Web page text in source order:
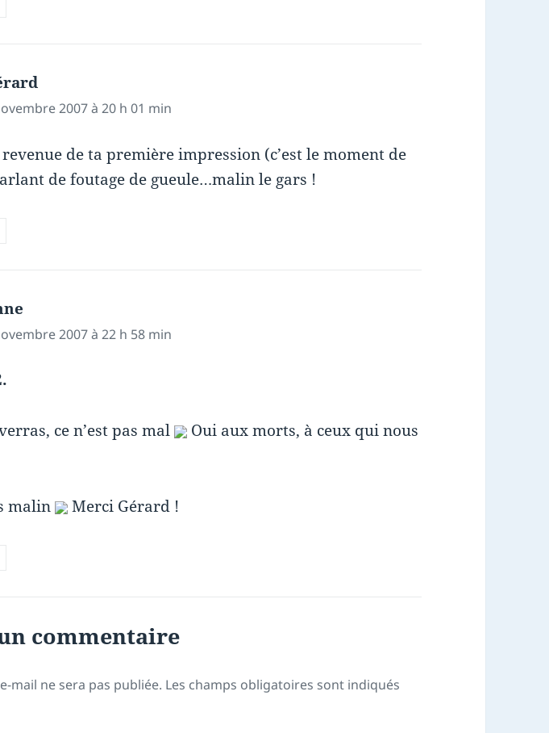
2007 à 20 h 01 min
de ta première impression (c’est le moment de
de foutage de gueule…malin le gars !
2007 à 22 h 58 min
ce n’est pas mal
Oui aux morts, à ceux qui nous
malin Merci Gérard !
commentaire
mail ne sera pas publiée. Les champs obligatoires sont indiqués